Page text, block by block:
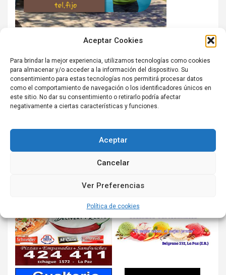
Aceptar Cookies
Para brindar la mejor experiencia, utilizamos tecnologías como cookies
para almacenar y/o acceder a la información del dispositivo. Su
consentimiento para estas tecnologías nos permitirá procesar datos
como el comportamiento de navegación o los identificadores únicos en
este sitio. No dar su consentimiento o retirarlo podría afectar
negativamente a ciertas características y funciones.
Aceptar
Cancelar
Ver Preferencias
Política de cookies